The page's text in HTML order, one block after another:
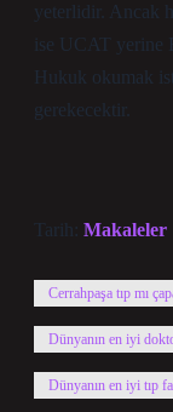
yeterlidir. Ancak
ise UCAT yerine
Hukuk okumak
gerekecektir.
Tarih: Makaleler
Cerrahpaşa tıp mı
Dünyanın en iyi
Dünyanın en iyi tıp